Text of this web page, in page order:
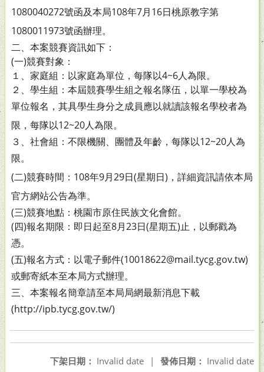
1080040272號函及本局108年7月16日桃原教字第
1080011973號函辦理。
二、本案競賽資訊如下：
(一)競賽對象：
１、家庭組：以家庭為單位，每隊以4~6人為限。
２、學生組：本屆競賽學生組之報名隊伍，以單一學校為
單位報名，其具學生身分之成員應以就讀該報名學校者為
限，每隊以12~20人為限。
３、社會組：不限機關、團體及年齡，每隊以12~20人為
限。
(二)競賽時間：108年9月29日(星期日)，詳細資訊請依本局
官方網站公告為準。
(三)競賽地點：桃園市原住民族文化會館。
(四)報名期限：即日起至8月23日(星期五)止，以郵戳為
憑。
(五)報名方式：以電子郵件(10018622@mail.tycg.gov.tw)
或郵寄紙本至本局方式辦理。
三、本案報名簡章請至本局局網最新消息下載
(http://ipb.tycg.gov.tw/)
發佈日期： Invalid date
下架日期： Invalid date
|